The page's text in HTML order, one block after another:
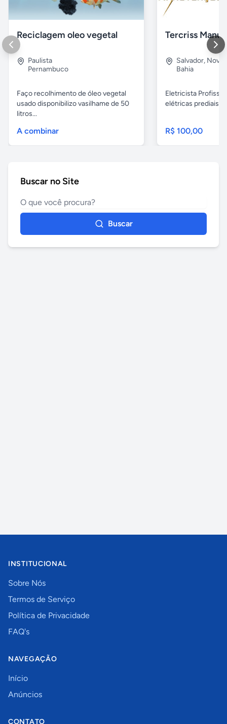
Reciclagem oleo vegetal
Paulista
Pernambuco
Faço recolhimento de óleo vegetal
usado disponibilizo vasilhame de 50
litros...
A combinar
Salvador, Nova
Bahia
Eletricista
elétricas prediais e
R$ 100,00
Buscar no Site
Buscar
INSTITUCIONAL
Sobre Nós
Termos de Serviço
Política de Privacidade
FAQ's
NAVEGAÇÃO
Início
Anúncios
CONTATO